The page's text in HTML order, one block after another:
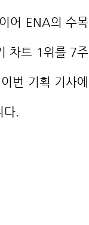
어 ENA의 수목
차트 1위를 7주
번 기획 기사에
다.